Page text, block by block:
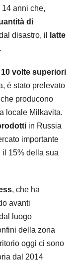
anni che,
di
disastro, il
latte
volte superiori
è stato prelevato
producono
locale Milkavita.
in Russia
importante
15% della sua
, che ha
avanti
luogo
della zona
oggi ci sono
dal 2014